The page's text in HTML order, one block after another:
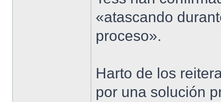
«atascando
proceso».
Harto de los
por una solución